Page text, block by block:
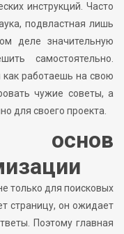
инструкций. Часто
подвластная лишь
деле значительную
самостоятельно.
работаешь на свою
чужие советы, а
для своего проекта.
основ
только для поисковых
страницу, он ожидает
Поэтому главная